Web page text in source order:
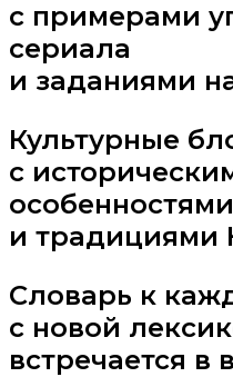
с примерами
сериала
и заданиями
Культурные
с
особенностями
и традициями
Словарь к
с новой
встречается в